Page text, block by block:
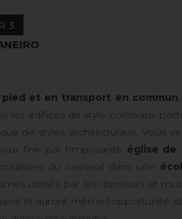
3
et en transport en commun
édifices de style coloniaux
de styles architecturaux. Vous
finir par l'imposante église de
du carnaval dans une
utilisés par les danseurs et
et auront même l'opportunité